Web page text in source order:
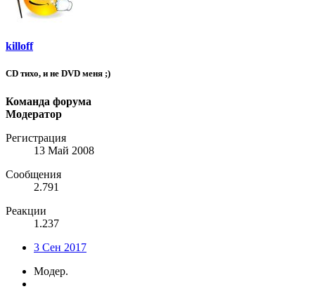
killoff
CD тихо, и не DVD меня ;)
Команда форума
Модератор
Регистрация
13 Май 2008
Сообщения
2.791
Реакции
1.237
3 Сен 2017
Модер.